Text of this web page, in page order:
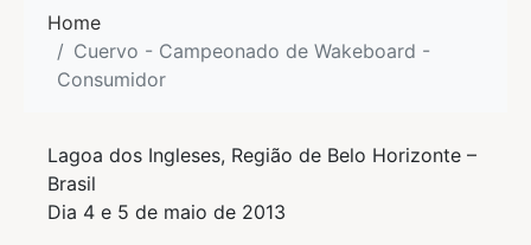
Home
Cuervo - Campeonado de Wakeboard -
Consumidor
Lagoa dos Ingleses, Região de Belo Horizonte –
Brasil
Dia 4 e 5 de maio de 2013